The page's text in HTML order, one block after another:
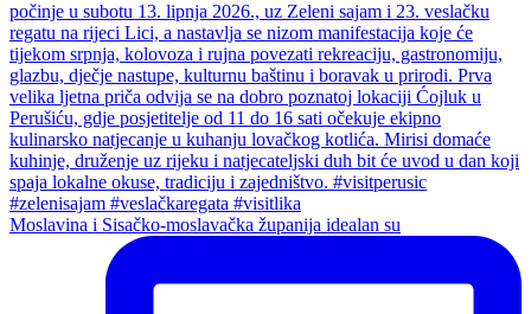
Moslavina i Sisačko-moslavačka županija idealan su